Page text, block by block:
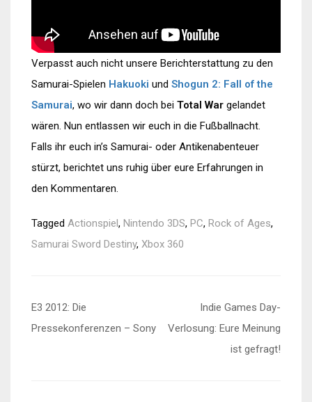
Verpasst auch nicht unsere Berichterstattung zu den
Samurai-Spielen Hakuoki und Shogun 2: Fall of the
Samurai, wo wir dann doch bei Total War gelandet
wären. Nun entlassen wir euch in die Fußballnacht.
Falls ihr euch in’s Samurai- oder Antikenabenteuer
stürzt, berichtet uns ruhig über eure Erfahrungen in
den Kommentaren.
Tagged Actionspiel, Nintendo 3DS, PC, Rock of Ages,
Samurai Sword Destiny, Xbox 360
Beitragsnavigation
E3 2012: Die
Pressekonferenzen – Sony
Indie Games Day-
Verlosung: Eure Meinung
ist gefragt!